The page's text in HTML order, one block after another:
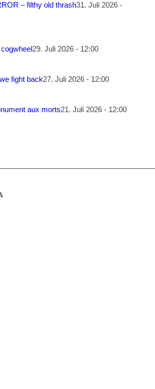
– filthy old thrash31. Juli 2026 -
29. Juli 2026 - 12:00
fight back27. Juli 2026 - 12:00
aux morts21. Juli 2026 - 12:00